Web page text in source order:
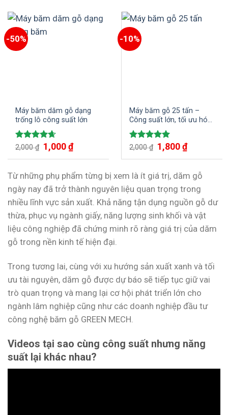
-50%
Máy băm dăm gỗ dạng
trống lô công suất lớn
Được xếp
4.67
2,000₫ Giá
gốc
là:
1,000₫Giá
hiện
tại
1,000 ₫.
-10%
Máy băm gỗ 25 tấn –
Công suất lớn, tối ưu hóa
quy trình sản xuất gỗ
Được xếp
5.00
2,000₫ Giá
gốc
là:
1,800₫Giá
hiện
tại
1,800 ₫.
Từ những phụ phẩm từng bị xem là ít giá trị, dăm gỗ
ngày nay đã trở thành nguyên liệu quan trọng trong
nhiều lĩnh vực sản xuất. Khả năng tận dụng nguồn gỗ dư
thừa, phục vụ ngành giấy, năng lượng sinh khối và vật
liệu công nghiệp đã chứng minh rõ ràng giá trị của dăm
gỗ trong nền kinh tế hiện đại.
Trong tương lai, cùng với xu hướng sản xuất xanh và tối
ưu tài nguyên, dăm gỗ được dự báo sẽ tiếp tục giữ vai
trò quan trọng và mang lại cơ hội phát triển lớn cho
ngành lâm nghiệp cũng như các doanh nghiệp đầu tư
công nghệ băm gỗ GREEN MECH.
Videos tại sao cùng công suất nhưng năng
suất lại khác nhau?